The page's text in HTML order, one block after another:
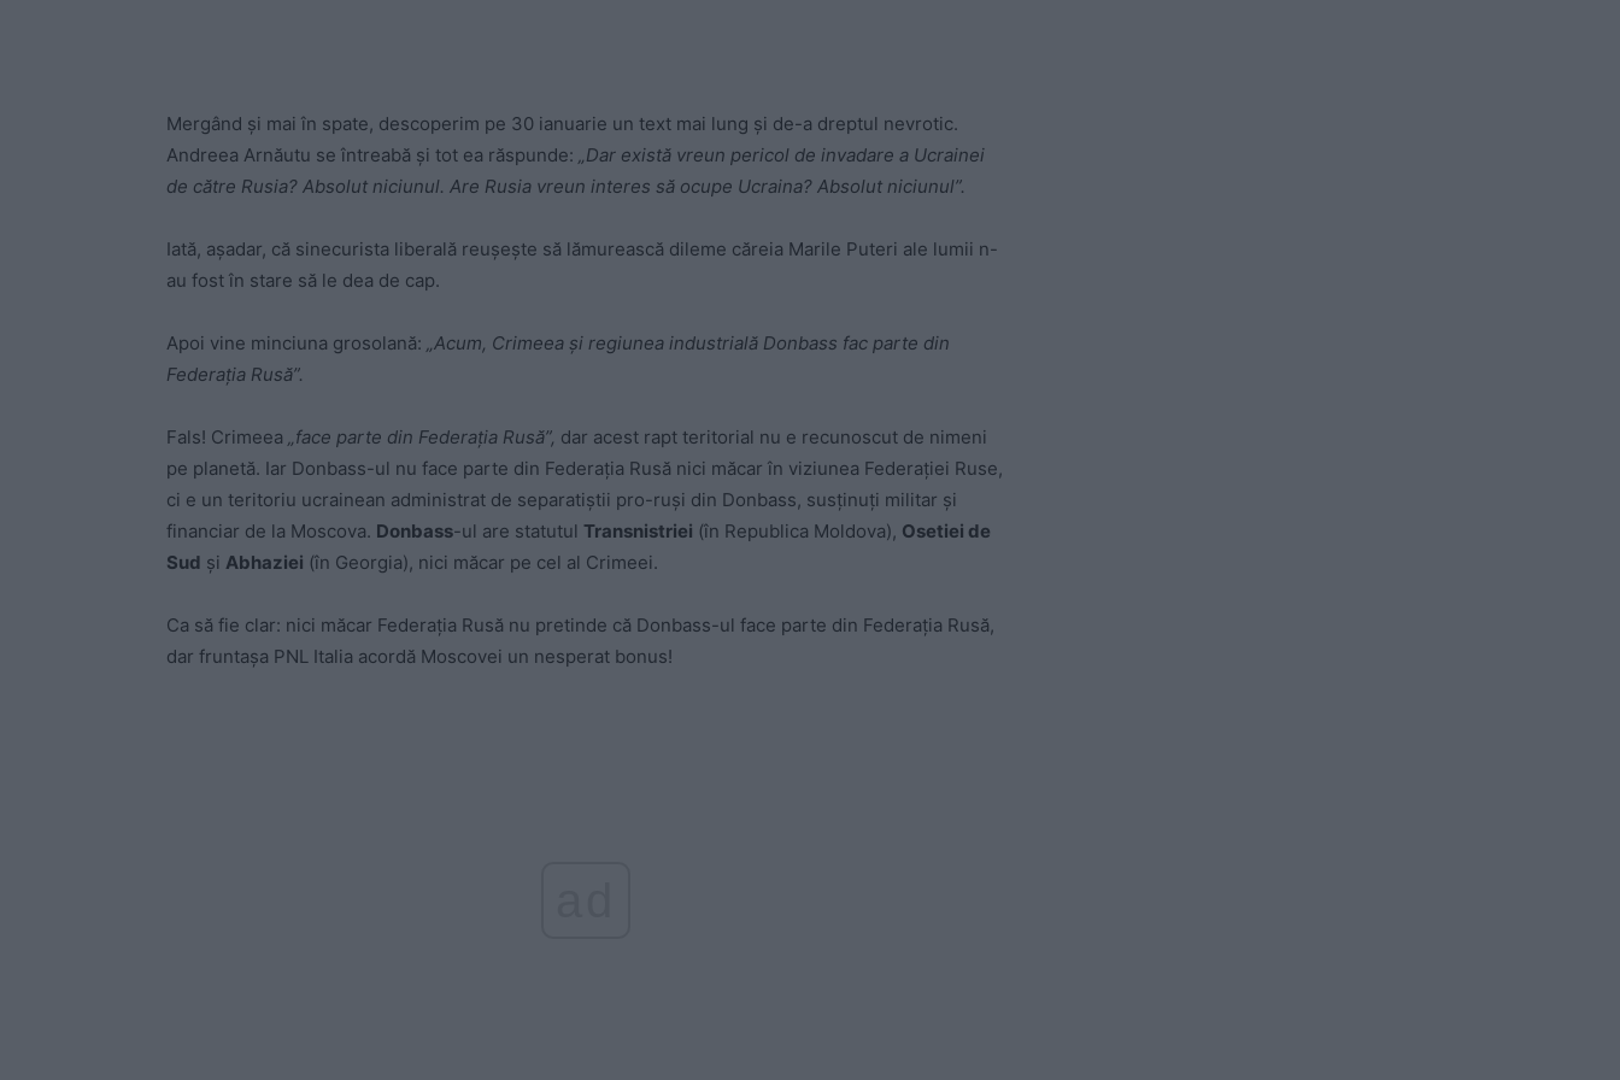
Mergând și mai în spate, descoperim pe 30 ianuarie un text mai lung și de-a dreptul nevrotic.
Andreea Arnăutu se întreabă și tot ea răspunde: „Dar există vreun pericol de invadare a Ucrainei
de către Rusia? Absolut niciunul. Are Rusia vreun interes să ocupe Ucraina? Absolut niciunul”.
Iată, așadar, că sinecurista liberală reușește să lămurească dileme căreia Marile Puteri ale lumii n-
au fost în stare să le dea de cap.
Apoi vine minciuna grosolană: „Acum, Crimeea și regiunea industrială Donbass fac parte din
Federația Rusă”.
Fals! Crimeea „face parte din Federația Rusă”, dar acest rapt teritorial nu e recunoscut de nimeni
pe planetă. Iar Donbass-ul nu face parte din Federația Rusă nici măcar în viziunea Federației Ruse,
ci e un teritoriu ucrainean administrat de separatiștii pro-ruși din Donbass, susținuți militar și
financiar de la Moscova. Donbass-ul are statutul Transnistriei (în Republica Moldova), Osetiei de
Sud și Abhaziei (în Georgia), nici măcar pe cel al Crimeei.
Ca să fie clar: nici măcar Federația Rusă nu pretinde că Donbass-ul face parte din Federația Rusă,
dar fruntașa PNL Italia acordă Moscovei un nesperat bonus!